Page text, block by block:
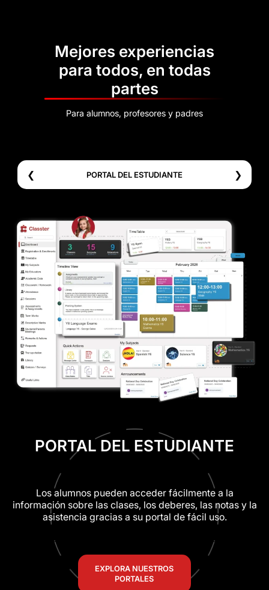
Mejores experiencias
para todos, en todas
partes
Para alumnos, profesores y padres
❮ PORTAL DEL ESTUDIANTE ❯
PORTAL DEL ESTUDIANTE
Los alumnos pueden acceder fácilmente a la
información sobre las clases, los deberes, las notas y la
asistencia gracias a su portal de fácil uso.
EXPLORA NUESTROS
PORTALES